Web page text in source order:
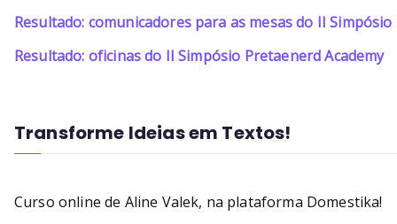
Resultado: comunicadores para as mesas do II
Resultado: oficinas do II Simpósio Pretaenerd Academy
Transforme Ideias em Textos!
Curso online de Aline Valek, na plataforma Domestika!